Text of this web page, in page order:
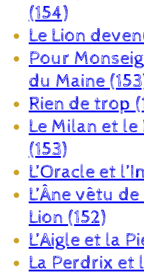
(154)
Le Lion
Pour
du Maine
Rien de trop
Le Milan et le
(153)
L’Oracle et
L’Âne vêtu
Lion (152)
L’Aigle et la
La Perdrix et